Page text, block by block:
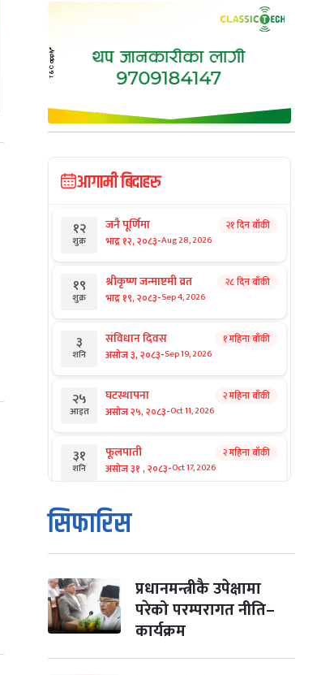
आगामी बिदाहरु
१२
शुक्र
जनै पूर्णिमा
भाद्र १२, २०८३-Aug 28, 2026
२१ दिन बाँकी
१९
शुक्र
श्रीकृष्ण जन्माष्टमी व्रत
भाद्र १९, २०८३-Sep 4, 2026
२८ दिन बाँकी
३
शनि
संविधान दिवस
असोज ३, २०८३-Sep 19, 2026
१ महिना बाँकी
२५
आइत
घटस्थापना
असोज २५, २०८३-Oct 11, 2026
२ महिना बाँकी
३१
शनि
फूलपाती
असोज ३१ , २०८३-Oct 17, 2026
२ महिना बाँकी
१
आइत
कार्तिक सङ्क्रान्ति
कार्तिक १, २०८३
मंगल कार्तिक ३, २०८३-Oct 20, 2026
४ विजयादशमी
कार्तिक ४, २०८३-Oct 21, 2026
सिफारिस
प्रधानमन्त्रीकै उपेक्षामा
परेको परम्परागत नीति–
कार्यक्रम